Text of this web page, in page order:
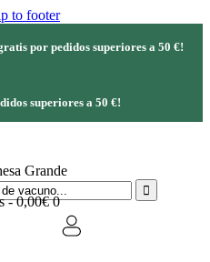
to footer
por pedidos superiores a 50 €!
superiores a 50 €!
- 0,00€ 0